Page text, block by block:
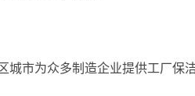
市为众多制造企业提供工厂